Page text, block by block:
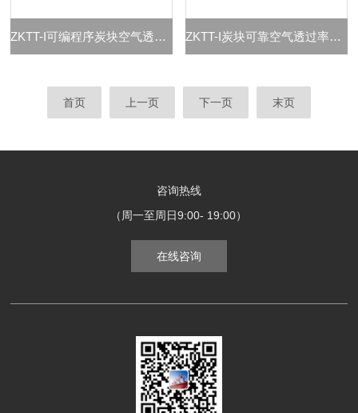
ZKTT-I可编程序炭块空气透过率测试仪 ZKTT-I炭块可靠空气透过率测试仪
首页 上一页 下一页 末页
咨询热线
（周一至周日9:00- 19:00）
在线咨询